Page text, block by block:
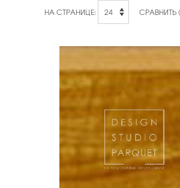
НА СТРАНИЦЕ: СРАВНИТЬ